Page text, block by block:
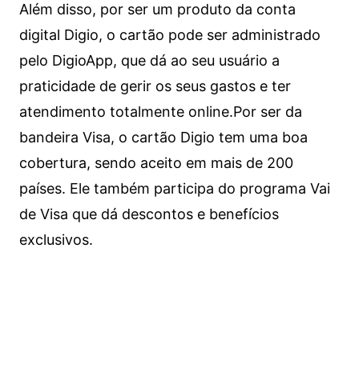
Além disso, por ser um produto da conta
digital Digio, o cartão pode ser administrado
pelo DigioApp, que dá ao seu usuário a
praticidade de gerir os seus gastos e ter
atendimento totalmente online.Por ser da
bandeira Visa, o cartão Digio tem uma boa
cobertura, sendo aceito em mais de 200
países. Ele também participa do programa Vai
de Visa que dá descontos e benefícios
exclusivos.